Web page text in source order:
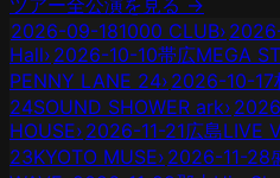
2026-09-181000 CLUB›
Hall› 2026-10-10帯広MEGA
PENNY LANE 24› 2026-10-17
24SOUND SHOWER ark›
HOUSE› 2026-11-21広島LIVE
23KYOTO MUSE› 2026-11-28